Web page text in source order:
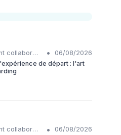
Engagement collaborateurs •
06/08/2026
de départ : l'art
Engagement collaborateurs •
06/08/2026